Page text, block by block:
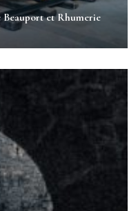
Beauport et Rhumerie